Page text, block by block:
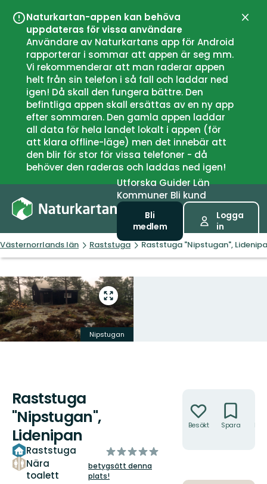
Naturkartan-appen kan behöva
uppdateras för vissa användare
Användare av Naturkartans app för Android
rapporterar i sommar att appen är seg mm.
Vi rekommenderar att man raderar appen
helt från sin telefon i så fall och laddar ned
igen! Då skall den fungera bättre. Den
befintliga appen skall ersättas av en ny app
efter sommaren. Den gamla appen laddar
all data för hela landet lokalt i appen (för
att klara offline-läge) men det innebär att
den blir för stor för vissa telefoner - då
behöver den raderas och laddas ned igen!
UtforskaGuiderLän
Kommuner Bli kund
Bli
medlem
Logga
in
Västernorrlands län Raststuga Raststuga "Nipstugan",
Gå
till
helskärmsläge
Nipstugan
Raststuga
"Nipstugan",
Lidenipan
Raststuga
Nära
toalett
av
5
stjärnor
betygsätt denna
plats!
Besökt Spara